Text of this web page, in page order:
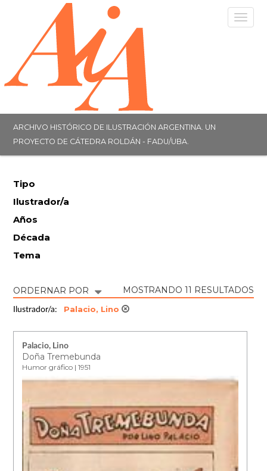
ARCHIVO HISTÓRICO DE ILUSTRACIÓN ARGENTINA. UN
PROYECTO DE CÁTEDRA ROLDÁN - FADU/UBA.
Tipo
Ilustrador/a
Años
Década
Tema
ORDERNAR POR MOSTRANDO 11 RESULTADOS
Ilustrador/a: Palacio, Lino
Palacio, Lino
Doña Tremebunda
Humor gráfico | 1951